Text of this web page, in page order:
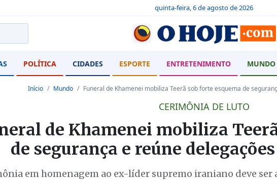
quinta-feira, 6 de agosto de 2026
POLÍTICA CIDADES ESPORTE ENTRETENIMENTO MUNDO
Início Mundo Funeral de Khamenei mobiliza Teerã sob forte esquema de
CERIMÔNIA DE LUTO
de Khamenei mobiliza
de segurança e reúne
em homenagem ao ex-líder supremo iraniano deve ser